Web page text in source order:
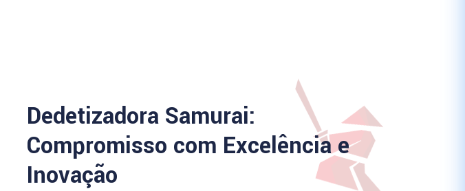
Dedetizadora Samurai:
Compromisso com Excelência e
Inovação